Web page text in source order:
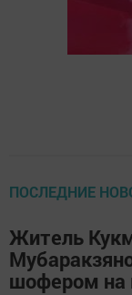
ПОСЛЕДНИЕ
Житель
шофером на